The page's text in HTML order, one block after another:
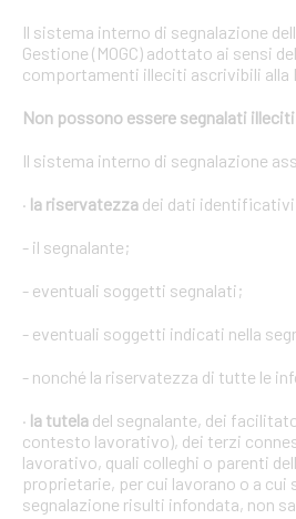
Il sistema interno di segnalazione
Gestione (MOGC) adottato ai sensi
comportamenti illeciti ascrivibili alla
Non possono essere segnalati
Il sistema interno di segnalazione
· la riservatezza dei dati
- il segnalante;
- eventuali soggetti segnalati;
- eventuali soggetti indicati nella
- nonché la riservatezza di tutte le
· la tutela del segnalante, dei
contesto lavorativo), dei terzi
lavorativo, quali colleghi o parenti
proprietarie, per cui lavorano o a
segnalazione risulti infondata, non